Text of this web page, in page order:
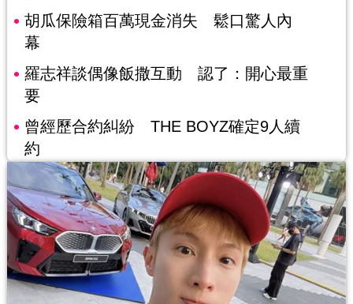
胡瓜保險箱百萬現金消失 鬆口驚人內
幕
羅志祥談偶像飯撒互動 認了：開心最重
要
曾經歷合約糾紛 THE BOYZ確定9人續
約